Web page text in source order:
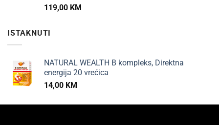
119,00 KM
ISTAKNUTI
NATURAL WEALTH B kompleks, Direktna
energija 20 vrećica
14,00 KM